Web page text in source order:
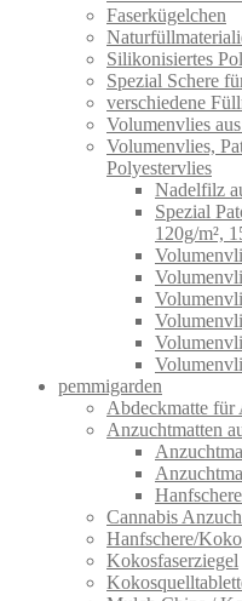
Faserkügelchen
Silikonisiertes
Spezial Schere
verschiedene
Volumenvlies
Volumenvlies,
Polyestervlies
Nadelfilz
Spezial
120g/m²,
pemmigarden
Abdeckmatte für
Anzuchtmatten
Cannabis
Hanfschere/
Kokosfaserziegel